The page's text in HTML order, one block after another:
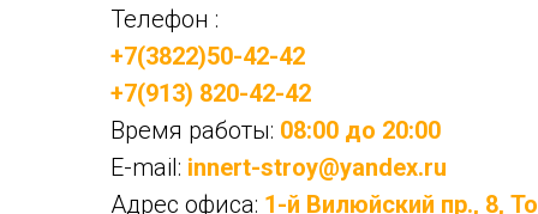
Телефон :
+7(3822)50-42-42
+7(913) 820-42-42
Время работы: 08:00 до 20:00
E-mail: innert-stroy@yandex.ru
Адрес офиса: 1-й Вилюйский пр., 8,